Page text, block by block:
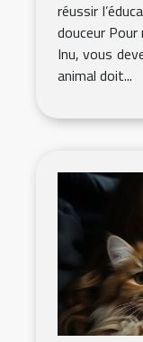
réussir
douceur
Inu, vous
animal doit...